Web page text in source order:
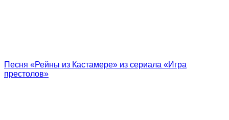
Песня «Рейны из Кастамере» из сериала «Игра
престолов»